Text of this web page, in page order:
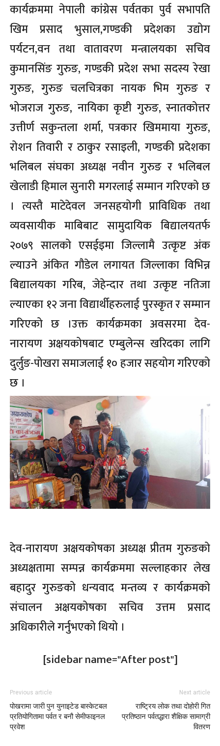
कार्यक्रममा नेपाली कांग्रेस पर्वतका पुर्व सभापति
खिम प्रसाद भुसाल,गण्डकी प्रदेशका उद्योग
पर्यटन,वन तथा वातावरण मन्त्रालयका सचिव
कुमानसिंङ गुरुङ, गण्डकी प्रदेश सभा सदस्य रेखा
गुरुङ, गुरुङ चलचित्रका नायक भिम गुरुङ र
भोजराज गुरुङ, नायिका कृष्टी गुरुङ, स्नातकोत्तर
उत्तीर्ण सकुन्तला शर्मा, पत्रकार खिममाया गुरुङ,
रोशन तिवारी र ठाकुर रसाइली, गण्डकी प्रदेशका
भलिबल संघका अध्यक्ष नवीन गुरुङ र भलिबल
खेलाडी हिमाल सुनारी मगरलाई सम्मान गरिएको छ
। त्यस्तै माटेदेवल जनसहयोगी प्राविधिक तथा
व्यवसायीक माबिबाट सामुदायिक बिद्यालयतर्फ
२०७९ सालको एसईइमा जिल्लामै उत्कृष्ट अंक
ल्याउने अंकित गौडेल लगायत जिल्लाका विभिन्न
बिद्यालयका गरिब, जेहेन्दार तथा उत्कृष्ट नतिजा
ल्याएका १२ जना विद्यार्थीहरुलाई पुरस्कृत र सम्मान
गरिएको छ ।उक्त कार्यक्रमका अवसरमा देव-
नारायण अक्षयकोषबाट एम्बुलेन्स खरिदका लागि
दुर्लुङ-पोखरा समाजलाई १० हजार सहयोग गरिएको
छ ।
देव-नारायण अक्षयकोषका अध्यक्ष प्रीतम गुरुङको
अध्यक्षतामा सम्पन्न कार्यक्रममा सल्लाहकार लेख
बहादुर गुरुङको धन्यवाद मन्तव्य र कार्यक्रमको
संचालन अक्षयकोषका सचिव उत्तम प्रसाद
अधिकारीले गर्नुभएको थियो ।
[sidebar name="After post"]
Previous article
पोखरामा जारी पुन युनाइटेड बास्केटबल
प्रतियोगितामा पर्वत र बनौ सेमीफाइनल
प्रवेश
Next article
राष्ट्रिय लोक तथा दोहोरी गित
प्रतिष्ठान पर्वतद्धारा शैक्षिक सामाग्री
वितरण